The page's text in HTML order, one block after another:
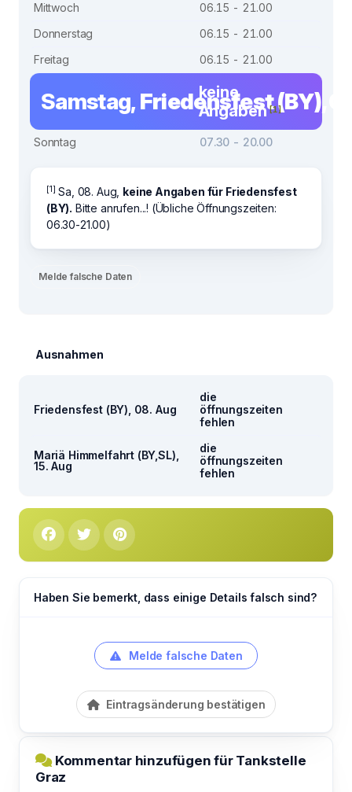
Mittwoch
06.15 - 21.00
Donnerstag
06.15 - 21.00
Freitag
06.15 - 21.00
Samstag, Friedensfest (BY),
keine
Angaben [1]
Sonntag 07.30 - 20.00
[1] Sa, 08. Aug, keine Angaben für Friedensfest
(BY). Bitte anrufen...! (Übliche Öffnungszeiten:
06.30-21.00)
Melde falsche Daten
Ausnahmen
Friedensfest (BY), 08. Aug
die
öffnungszeiten
fehlen
Mariä Himmelfahrt (BY,SL),
15. Aug
die
öffnungszeiten
fehlen
Haben Sie bemerkt, dass einige Details falsch sind?
Melde falsche Daten
Eintragsänderung bestätigen
Kommentar hinzufügen für Tankstelle
Graz